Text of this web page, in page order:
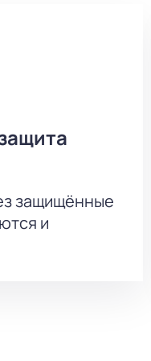
для покупки
заказ.
Климова
защищённые
и